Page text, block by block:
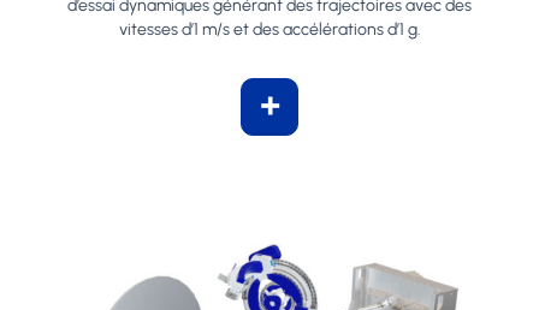
d’essai dynamiques générant des trajectoires avec des
vitesses d’1 m/s et des accélérations d’1 g.
+